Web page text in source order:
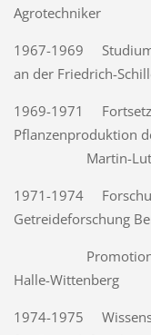
Agrotechniker
1967-1969 Studium
an der Friedrich-
1969-1971
Pflanzenproduktion
Martin-Luther-
1971-1974
Getreideforschung
Promotion A an
Halle-Wittenberg
1974-1975